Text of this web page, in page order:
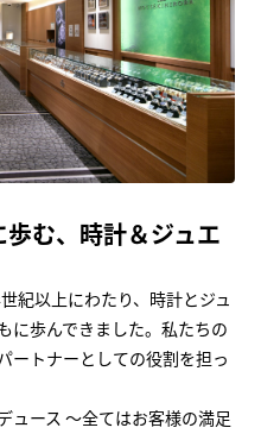
む、時計＆ジュエ
紀以上にわたり、時計とジュ
に歩んできました。私たちの
ートナーとしての役割を担っ
ュース ～全てはお客様の満足